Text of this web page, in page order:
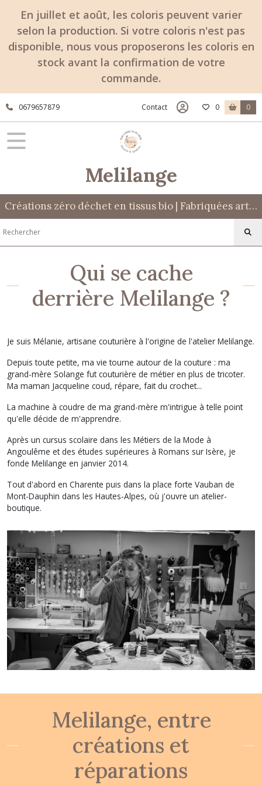
En juillet et août, les coloris peuvent varier
selon la production. Si votre coloris n'est pas
disponible, nous vous proposerons les coloris en
stock avant la confirmation de votre
commande.
0679657879 Contact 0 0
Melilange
Créations zéro déchet en tissus bio | Fabriquées artisanalement à Mont-Dauphin (05)
Qui se cache
derrière Melilange ?
Je suis Mélanie, artisane couturière à l'origine de l'atelier Melilange.
Depuis toute petite, ma vie tourne autour de la couture : ma
grand-mère Solange fut couturière de métier en plus de tricoter.
Ma maman Jacqueline coud, répare, fait du crochet...
La machine à coudre de ma grand-mère m'intrigue à telle point
qu'elle décide de m'apprendre.
Après un cursus scolaire dans les Métiers de la Mode à
Angoulême et des études supérieures à Romans sur Isère, je
fonde Melilange en janvier 2014.
Tout d'abord en Charente puis dans la place forte Vauban de
Mont-Dauphin dans les Hautes-Alpes, où j'ouvre un atelier-
boutique.
Melilange, entre
créations et
réparations